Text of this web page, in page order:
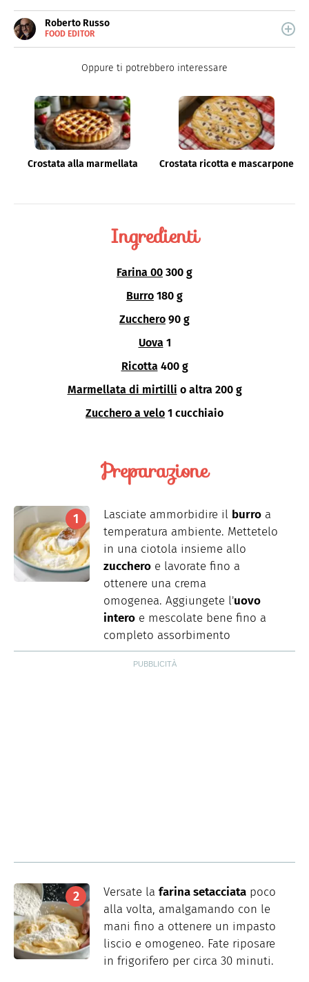
Roberto Russo
FOOD EDITOR
Roberto Russo unisce la passione per libri e cucina. Ha
Oppure ti potrebbero interessare
Crostata alla marmellata Crostata ricotta e mascarpone
Ingredienti
Farina 00 300 g
Burro 180 g
Zucchero 90 g
Uova 1
Ricotta 400 g
Marmellata di mirtilli o altra 200 g
Zucchero a velo 1 cucchiaio
Preparazione
Lasciate ammorbidire il burro a
temperatura ambiente. Mettetelo
in una ciotola insieme allo
zucchero e lavorate fino a
ottenere una crema
omogenea. Aggiungete l'uovo
intero e mescolate bene fino a
completo assorbimento
Versate la farina setacciata poco
alla volta, amalgamando con le
mani fino a ottenere un impasto
liscio e omogeneo. Fate riposare
in frigorifero per circa 30 minuti.